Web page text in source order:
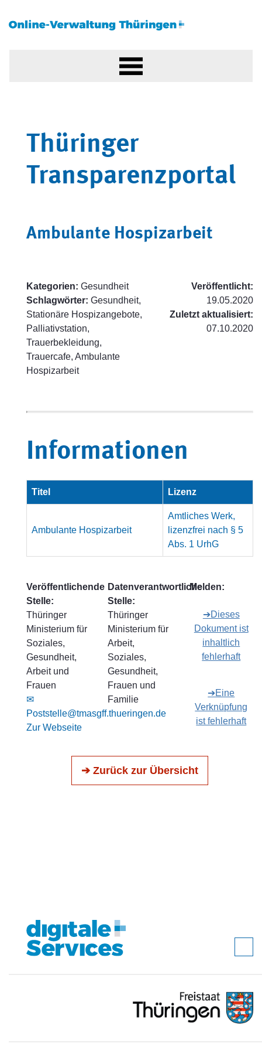
Thüringer
Transparenzportal
Ambulante Hospizarbeit
Kategorien: Gesundheit
Schlagwörter: Gesundheit,
Stationäre Hospizangebote,
Palliativstation,
Trauerbekleidung,
Trauercafe, Ambulante
Hospizarbeit
Veröffentlicht:
19.05.2020
Zuletzt aktualisiert:
07.10.2020
Informationen
Titel Lizenz
Ambulante Hospizarbeit
Amtliches Werk,
lizenzfrei nach § 5
Abs. 1 UrhG
Veröffentlichende
Stelle:
Thüringer
Ministerium für
Soziales,
Gesundheit,
Arbeit und
Frauen
✉
Poststelle@tmasgff.thueringen.de
Zur Webseite
Datenverantwortliche
Stelle:
Thüringer
Ministerium für
Arbeit,
Soziales,
Gesundheit,
Frauen und
Familie
Melden:
➔Dieses
Dokument ist
inhaltlich
fehlerhaft
➔Eine
Verknüpfung
ist fehlerhaft
➔ Zurück zur Übersicht